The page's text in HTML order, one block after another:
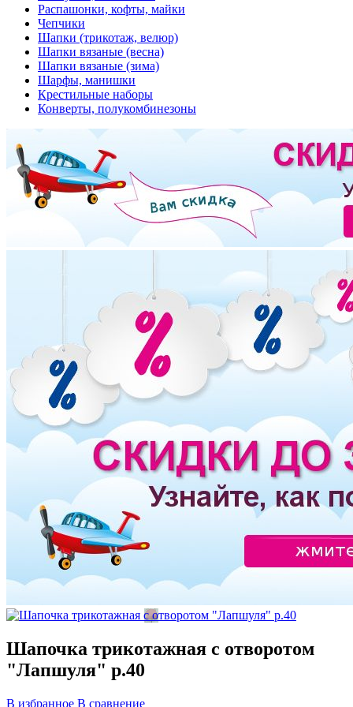
Распашонки, кофты, майки
Чепчики
Шапки (трикотаж, велюр)
Шапки вязаные (весна)
Шапки вязаные (зима)
Шарфы, манишки
Крестильные наборы
Конверты, полукомбинезоны
Шапочка трикотажная с отворотом
"Лапшуля" р.40
В избранное В сравнение